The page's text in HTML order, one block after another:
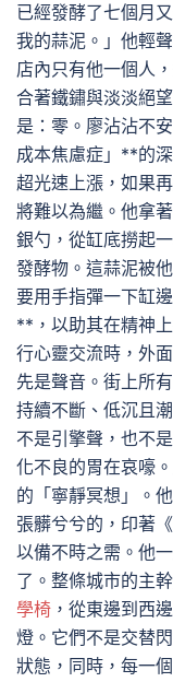
已經發酵了七個月
我的蒜泥。」他輕
店內只有他一個人
合著鐵鏽與淡淡絕
是：零。廖沾沾不
成本焦慮症」**的
超光速上漲，如果
將難以為繼。他拿
銀勺，從缸底撈起
發酵物。這蒜泥被
要用手指彈一下缸
**，以助其在精神
行心靈交流時，外
先是聲音。街上所
持續不斷、低沉且
不是引擎聲，也不
化不良的胃在哀嚎
的「寧靜冥想」。
張髒兮兮的，印著
以備不時之需。他
了。整條城市的主
學椅 ，從東邊到西
燈。它們不是交替
狀態，同時，每一